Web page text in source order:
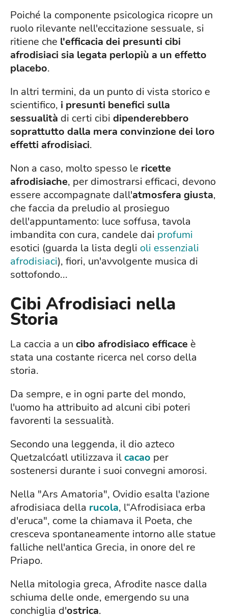
Poiché la componente psicologica ricopre un
ruolo rilevante nell'eccitazione sessuale, si
ritiene che l'efficacia dei presunti cibi
afrodisiaci sia legata perlopiù a un effetto
placebo.
In altri termini, da un punto di vista storico e
scientifico, i presunti benefici sulla
sessualità di certi cibi dipenderebbero
soprattutto dalla mera convinzione dei loro
effetti afrodisiaci.
Non a caso, molto spesso le ricette
afrodisiache, per dimostrarsi efficaci, devono
essere accompagnate dall'atmosfera giusta,
che faccia da preludio al prosieguo
dell'appuntamento: luce soffusa, tavola
imbandita con cura, candele dai profumi
esotici (guarda la lista degli oli essenziali
afrodisiaci), fiori, un'avvolgente musica di
sottofondo...
Cibi Afrodisiaci nella
Storia
La caccia a un cibo afrodisiaco efficace è
stata una costante ricerca nel corso della
storia.
Da sempre, e in ogni parte del mondo,
l'uomo ha attribuito ad alcuni cibi poteri
favorenti la sessualità.
Secondo una leggenda, il dio azteco
Quetzalcóatl utilizzava ilcacao per
sostenersi durante i suoi convegni amorosi.
Nella "Ars Amatoria", Ovidio esalta l'azione
afrodisiaca della rucola, l“Afrodisiaca erba
d'eruca", come la chiamava il Poeta, che
cresceva spontaneamente intorno alle statue
falliche nell'antica Grecia, in onore del re
Priapo.
Nella mitologia greca, Afrodite nasce dalla
schiuma delle onde, emergendo su una
conchiglia d'ostrica.